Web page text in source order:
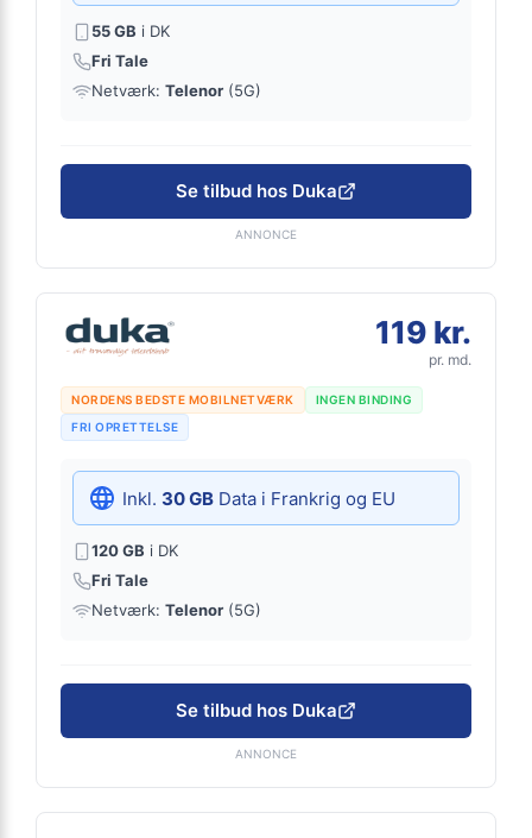
55 GB i DK
Fri Tale
Netværk: Telenor (5G)
Se tilbud hos Duka
ANNONCE
119 kr.
pr. md.
NORDENS BEDSTE MOBILNETVÆRK
INGEN BINDING
FRI OPRETTELSE
Inkl. 30 GB Data i Frankrig og EU
120 GB i DK
Fri Tale
Netværk: Telenor (5G)
Se tilbud hos Duka
ANNONCE